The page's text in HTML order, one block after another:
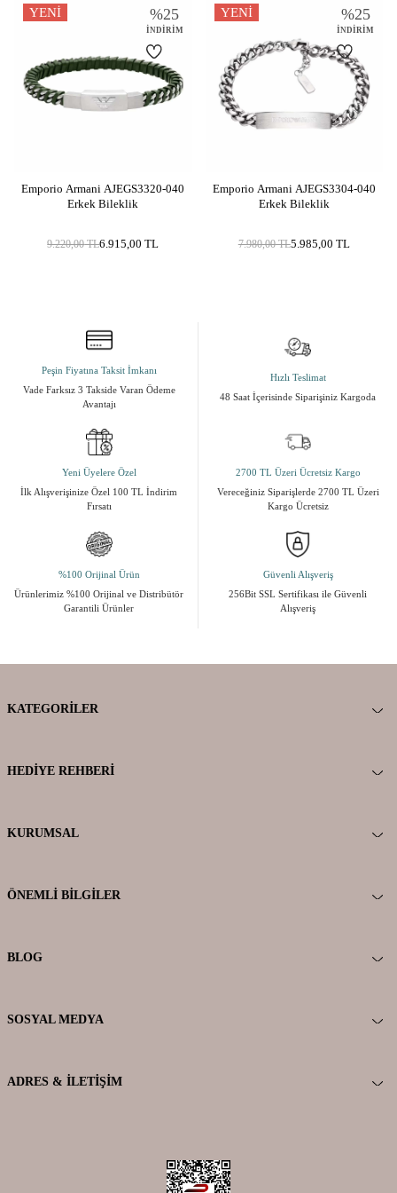
Ürün Açıklaması
EMPORIO ARMANI
Cinsiyet Erkek
Metal Cinsi Paslanmaz Çelik
Kolye
Materyal Rengi Metalik Gri, Lacivert
YENI %25
İNDIRIM
Emporio Armani AJEGS3320-040
Erkek Bileklik
9.220,00TL6.915,00 TL
YENI %25
İNDIRIM
Emporio Armani AJEGS3304-040
Erkek Bileklik
7.980,00TL5.985,00 TL
Peşin Fiyatına Taksit İmkanı
Vade Farksız 3 Takside Varan Ödeme
Avantajı
Hızlı Teslimat
48 Saat İçerisinde Siparişiniz Kargoda
Yeni Üyelere Özel
İlk Alışverişinize Özel 100 TL İndirim
Fırsatı
2700 TL Üzeri Ücretsiz Kargo
Vereceğiniz Siparişlerde 2700 TL Üzeri
Kargo Ücretsiz
%100 Orijinal Ürün
Ürünlerimiz %100 Orijinal ve Distribütör
Garantili Ürünler
Güvenli Alışveriş
256Bit SSL Sertifikası ile Güvenli
Alışveriş
KATEGORILER
HEDIYE REHBERI
KURUMSAL
ÖNEMLI BILGILER
BLOG
SOSYAL MEDYA
ADRES & İLETIŞIM